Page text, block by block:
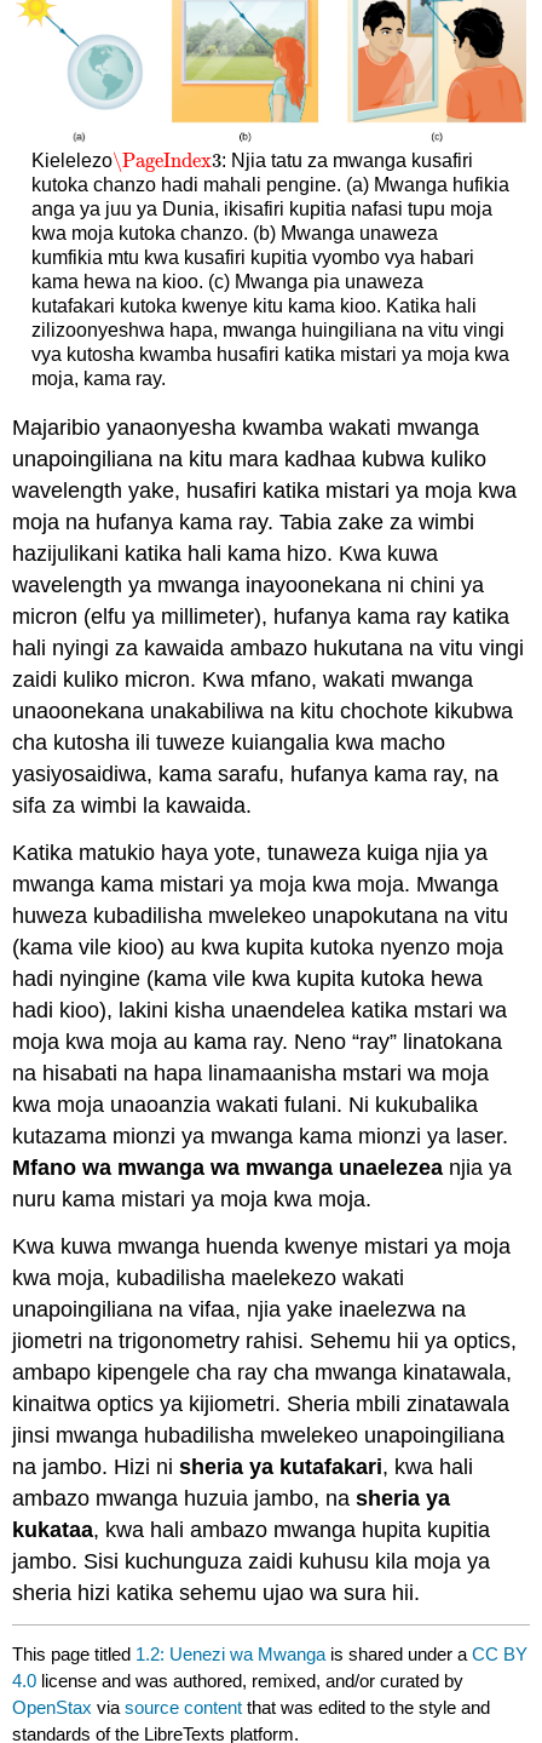
Kielelezo\PageIndex3
\PageIndex3: Njia tatu za mwanga kusafiri
kutoka chanzo hadi mahali pengine. (a) Mwanga hufikia
anga ya juu ya Dunia, ikisafiri kupitia nafasi tupu moja
kwa moja kutoka chanzo. (b) Mwanga unaweza
kumfikia mtu kwa kusafiri kupitia vyombo vya habari
kama hewa na kioo. (c) Mwanga pia unaweza
kutafakari kutoka kwenye kitu kama kioo. Katika hali
zilizoonyeshwa hapa, mwanga huingiliana na vitu vingi
vya kutosha kwamba husafiri katika mistari ya moja kwa
moja, kama ray.
Majaribio yanaonyesha kwamba wakati mwanga
unapoingiliana na kitu mara kadhaa kubwa kuliko
wavelength yake, husafiri katika mistari ya moja kwa
moja na hufanya kama ray. Tabia zake za wimbi
hazijulikani katika hali kama hizo. Kwa kuwa
wavelength ya mwanga inayoonekana ni chini ya
micron (elfu ya millimeter), hufanya kama ray katika
hali nyingi za kawaida ambazo hukutana na vitu vingi
zaidi kuliko micron. Kwa mfano, wakati mwanga
unaoonekana unakabiliwa na kitu chochote kikubwa
cha kutosha ili tuweze kuiangalia kwa macho
yasiyosaidiwa, kama sarafu, hufanya kama ray, na
sifa za wimbi la kawaida.
Katika matukio haya yote, tunaweza kuiga njia ya
mwanga kama mistari ya moja kwa moja. Mwanga
huweza kubadilisha mwelekeo unapokutana na vitu
(kama vile kioo) au kwa kupita kutoka nyenzo moja
hadi nyingine (kama vile kwa kupita kutoka hewa
hadi kioo), lakini kisha unaendelea katika mstari wa
moja kwa moja au kama ray. Neno “ray” linatokana
na hisabati na hapa linamaanisha mstari wa moja
kwa moja unaoanzia wakati fulani. Ni kukubalika
kutazama mionzi ya mwanga kama mionzi ya laser.
Mfano wa mwanga wa mwanga unaelezea njia ya
nuru kama mistari ya moja kwa moja.
Kwa kuwa mwanga huenda kwenye mistari ya moja
kwa moja, kubadilisha maelekezo wakati
unapoingiliana na vifaa, njia yake inaelezwa na
jiometri na trigonometry rahisi. Sehemu hii ya optics,
ambapo kipengele cha ray cha mwanga kinatawala,
kinaitwa optics ya kijiometri. Sheria mbili zinatawala
jinsi mwanga hubadilisha mwelekeo unapoingiliana
na jambo. Hizi nisheria ya kutafakari, kwa hali
ambazo mwanga huzuia jambo, nasheria ya
kukataa, kwa hali ambazo mwanga hupita kupitia
jambo. Sisi kuchunguza zaidi kuhusu kila moja ya
sheria hizi katika sehemu ujao wa sura hii.
This page titled 1.2: Uenezi wa Mwanga is shared under aCC BY
4.0 license and was authored, remixed, and/or curated by
OpenStax viasource content that was edited to the style and
standards of the LibreTexts platform.